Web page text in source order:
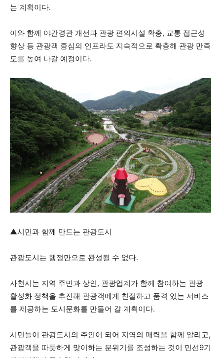
는 계획이다.
이와 함께 야간경관 개선과 관광 편의시설 확충, 교통 접근성
향상 등 관광객 중심의 인프라도 지속적으로 확충해 관광 만족
도를 높여 나갈 예정이다.
▲시민과 함께 만드는 관광도시
관광도시는 행정만으로 완성될 수 없다.
사천시는 지역 주민과 상인, 관광업계가 함께 참여하는 관광
활성화 정책을 추진해 관광객에게 친절하고 품격 있는 서비스
를 제공하는 도시문화를 만들어 갈 계획이다.
시민들이 관광도시의 주인이 되어 지역의 매력을 함께 알리고,
관광객을 따뜻하게 맞이하는 분위기를 조성하는 것이 민선9기